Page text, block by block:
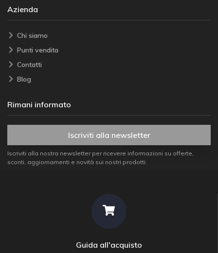
Azienda
Chi siamo
Punti vendita
Contatti
Blog
Rimani informato
Iscriviti alla newsletter
Iscriviti alla nostra newsletter per ricevere informazioni su offerte,
sconti, aggiornamenti e novità sui nostri prodotti.
Guida all'acquisto